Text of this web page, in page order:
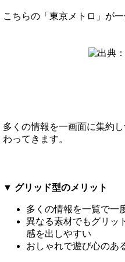
こちらの「東京メトロ」が一
多くの情報を一画面に集約
わってきます。
▼ グリッド型のメリット
多くの情報を一覧で一
異なる素材でもグリッ
感を出しやすい
おしゃれで遊び心のあ